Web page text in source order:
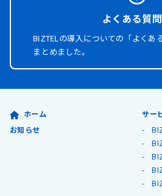
よくある質問
BIZTELの導入についての「よくあ
まとめました。
ホーム
お知らせ
サー